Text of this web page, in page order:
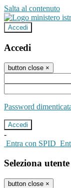
Salta al contenuto
Accedi
Accedi
button close ×
Password
-
Entra con SPID
Seleziona utente
button close ×